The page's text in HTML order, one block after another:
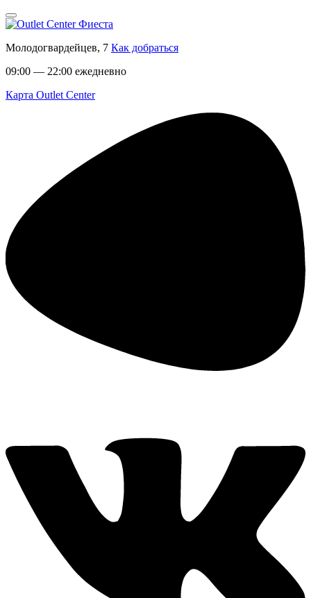
Молодогвардейцев, 7 Как добраться
09:00 — 22:00 ежедневно
Карта Outlet Center